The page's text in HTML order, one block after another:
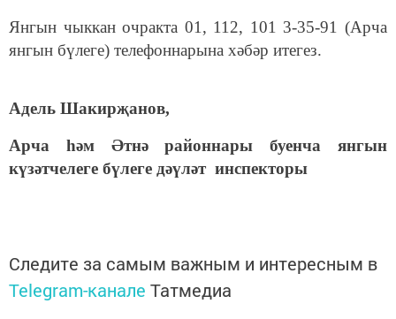
Янгын чыккан очракта 01, 112, 101 3-35-91 (Арча
янгын бүлеге) телефоннарына хәбәр итегез.
Адель Шакирҗанов,
Арча һәм Әтнә районнары буенча янгын
күзәтчелеге бүлеге дәүләт инспекторы
Следите за самым важным и интересным в
Telegram-канале Татмедиа